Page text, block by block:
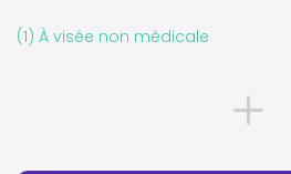
(1) À visée non médicale